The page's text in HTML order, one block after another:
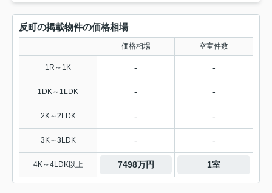
反町の掲載物件の価格相場
価格相場 空室件数
1R～1K - -
1DK～1LDK - -
2K～2LDK - -
3K～3LDK - -
4K～4LDK以上 7498万円 1室